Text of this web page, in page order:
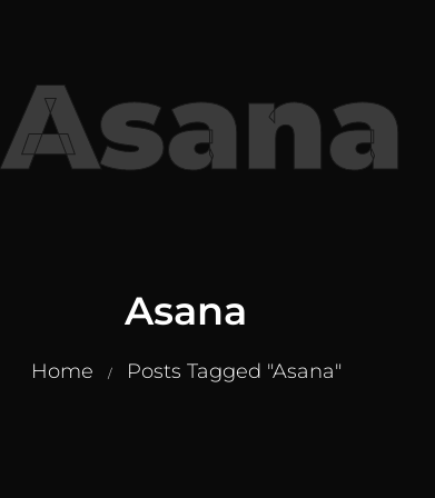
Asana
Asana
Home / Posts Tagged "Asana"